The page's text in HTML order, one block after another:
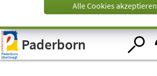
Visuelle
Assistenzsoftware
öffnen.
Alle Cookies akzeptieren
Paderborn